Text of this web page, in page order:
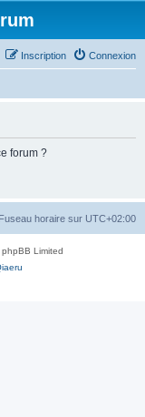
Connexion
Inscription
forum ?
Fuseau horaire sur UTC+02:00
Limited